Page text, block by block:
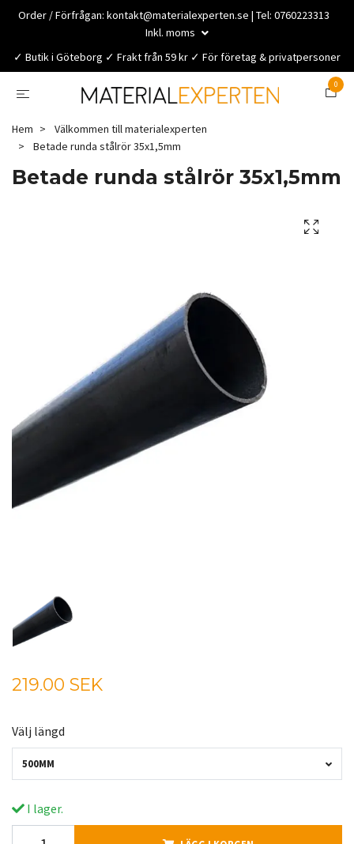
Order / Förfrågan: kontakt@materialexperten.se | Tel: 0760223313
Inkl. moms
✓ Butik i Göteborg ✓ Frakt från 59 kr ✓ För företag & privatpersoner
0
Hem
Välkommen till materialexperten
Betade runda stålrör 35x1,5mm
Betade runda stålrör 35x1,5mm
219.00 SEK
Välj längd
500MM
I lager.